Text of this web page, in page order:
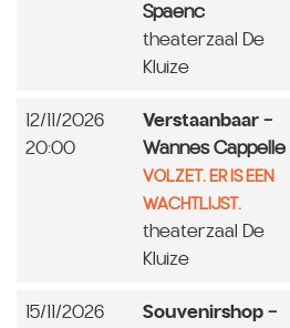
Spaenc
theaterzaal De
Kluize
12/11/2026
20:00
Verstaanbaar -
Wannes Cappelle
VOLZET. ER IS EEN
WACHTLIJST.
theaterzaal De
Kluize
15/11/2026
Souvenirshop -